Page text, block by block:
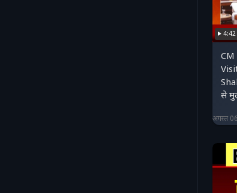
4:42
से
अगस्त